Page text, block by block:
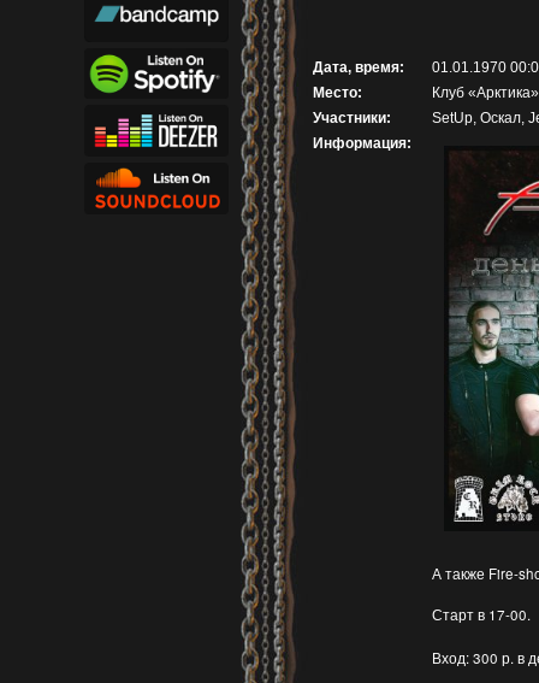
Дата, время:
01.01.1970
Место:
Клуб
Участники:
SetUp, Оскал,
Информация:
А также Fire-
Старт в 17-00.
Вход: 300 р. в